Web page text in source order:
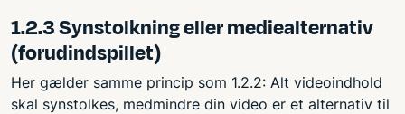
1.2.3 Synstolkning eller mediealternativ
(forudindspillet)
Her gælder samme princip som 1.2.2: Alt videoindhold
skal synstolkes, medmindre din video er et alternativ til